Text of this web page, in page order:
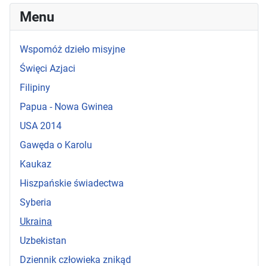
Menu
Wspomóż dzieło misyjne
Święci Azjaci
Filipiny
Papua - Nowa Gwinea
USA 2014
Gawęda o Karolu
Kaukaz
Hiszpańskie świadectwa
Syberia
Ukraina
Uzbekistan
Dziennik człowieka znikąd